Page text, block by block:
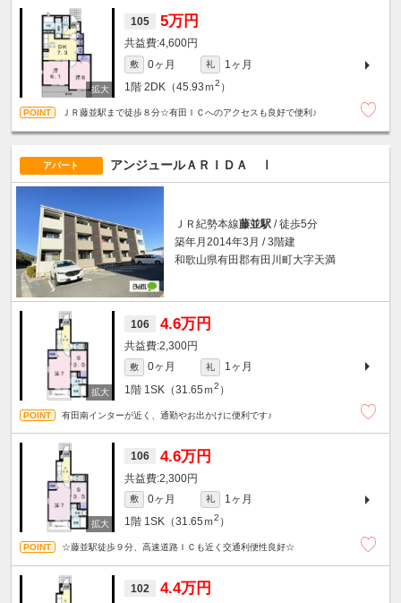
105 5万円
4,600円
敷 0ヶ月 礼
1ヶ月
1階 2DK（45.93ｍ2 ）
ＪＲ藤並駅まで徒歩８分☆有田ＩＣへのアクセスも良好で便利♪
アパート アンジュールＡＲＩＤＡ Ⅰ
ＪＲ紀勢本線藤並駅 / 徒歩5分
築年月2014年3月 / 3階建
和歌山県有田郡有田川町大字天満
106 4.6万円
2,300円
敷 0ヶ月 礼
1ヶ月
1階 1SK（31.65ｍ2 ）
有田南インターが近く、通勤やお出かけに便利です♪
106 4.6万円
2,300円
敷 0ヶ月 礼
1ヶ月
1階 1SK（31.65ｍ2 ）
☆藤並駅徒歩９分、高速道路ＩＣも近く交通利便性良好☆
102 4.4万円